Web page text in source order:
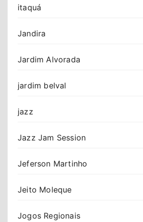
itaquá
Jandira
Jardim Alvorada
jardim belval
jazz
Jazz Jam Session
Jeferson Martinho
Jeito Moleque
Jogos Regionais